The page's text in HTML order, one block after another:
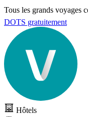
Tous les grands voyages
DOTS gratuitement
Hôtels